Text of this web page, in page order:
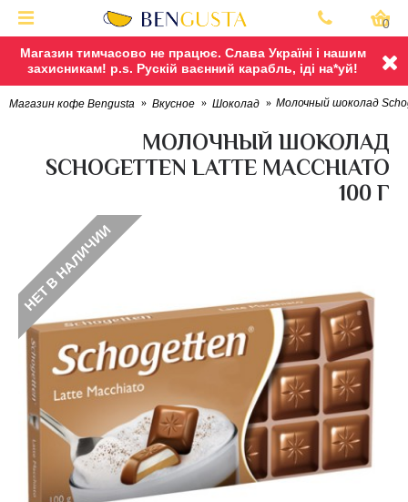
Магазин тимчасово не працює. Слава Україні і нашим
захисникам! p.s. Рускій ваєнний карабль, іді на*уй!
0
Магазин кофе Bengusta Вкусное Шоколад Молочный шоколад
МОЛОЧНЫЙ ШОКОЛАД
SCHOGETTEN LATTE MACCHIATO
100 Г
НЕТ В НАЛИЧИИ